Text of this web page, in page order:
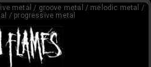
metal / groove metal / melodic metal /
/ progressive metal